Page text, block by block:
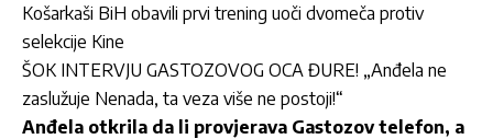
Košarkaši BiH obavili prvi trening uoči dvomeča protiv
selekcije Kine
ŠOK INTERVJU GASTOZOVOG OCA ĐURE! „Anđela ne
zaslužuje Nenada, ta veza više ne postoji!“
Anđela otkrila da li provjerava Gastozov telefon, a